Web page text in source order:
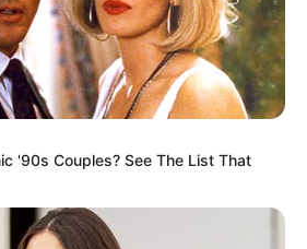
'90s Couples? See The List That